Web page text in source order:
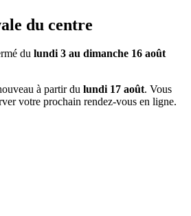
du centre
du lundi 3 au dimanche 16 août
à partir du lundi 17 août. Vous
votre prochain rendez-vous en ligne.